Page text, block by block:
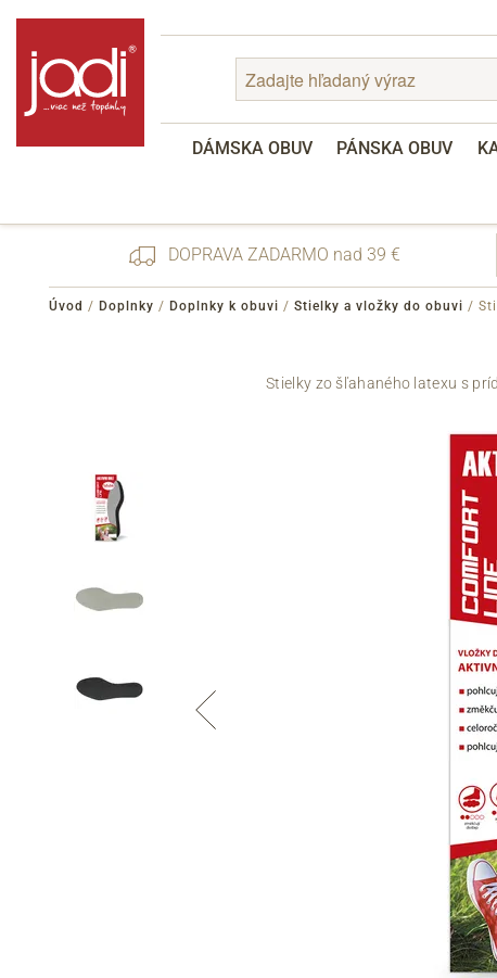
DÁMSKA OBUV PÁNSKA OBUV
DOPRAVA ZADARMO nad 39 €
Úvod / Doplnky / Doplnky k obuvi / Stielky a vložky do obuvi /
Stielky zo šľahaného latexu s